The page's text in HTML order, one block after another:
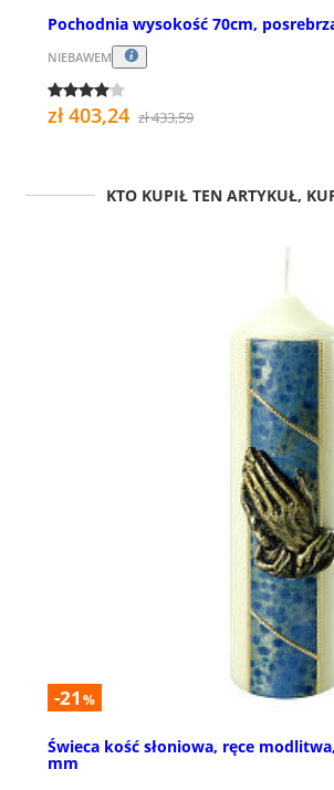
Pochodnia wysokość 70cm,
NIEBAWEM
zł 403,24 zł 433,59
KTO KUPIŁ TEN ARTYKUŁ,
-21 %
Świeca kość słoniowa, ręce
mm